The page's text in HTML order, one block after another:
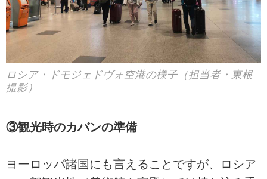
ロシア・ドモジェドヴォ空港の様子（担当者・東根
撮影）
③観光時のカバンの準備
ヨーロッパ諸国にも言えることですが、ロシア